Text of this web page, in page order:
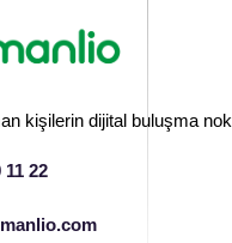
kişilerin dijital buluşma
11 22